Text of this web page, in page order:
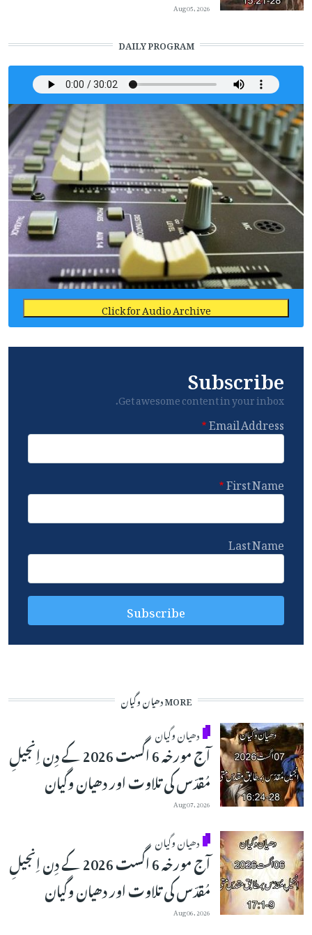
Aug 05, 2026
DAILY PROGRAM
Click for Audio Archive
Subscribe
Get awesome content in your inbox.
Email Address
First Name
Last Name
MORE دھیان وگیان
دھیان وگیان
آج مورخہ 6 اگست 2026 کے دِن اِنجیلِ
مُقدّس کی تلاوت اور دھیان وگیان
Aug 07, 2026
دھیان وگیان
آج مورخہ 6 اگست 2026 کے دِن اِنجیلِ
مُقدّس کی تلاوت اور دھیان وگیان
Aug 06, 2026